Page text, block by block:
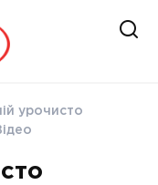
урочисто